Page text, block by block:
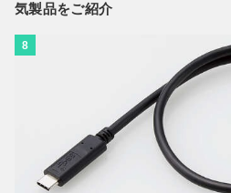
気製品をご紹介
8